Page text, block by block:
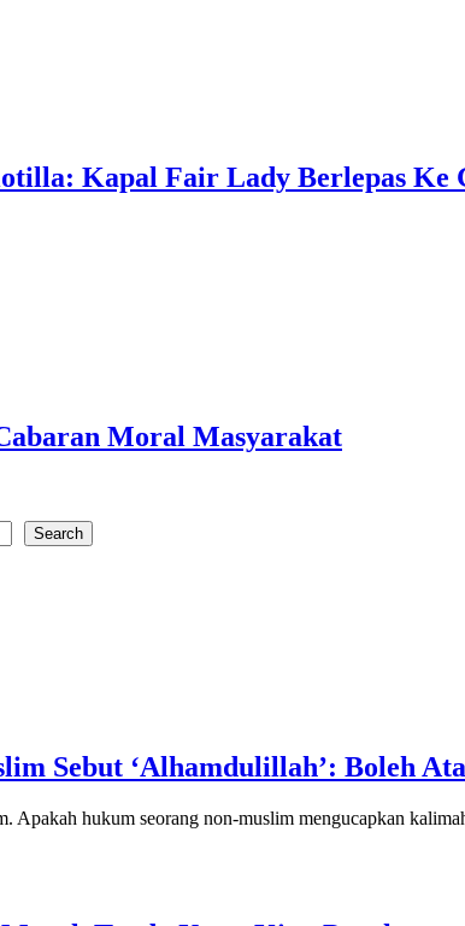
Kapal Fair Lady Berlepas Ke
Moral Masyarakat
Search
Sebut ‘Alhamdulillah’: Boleh
Apakah hukum seorang non-muslim mengucapkan